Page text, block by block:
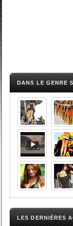
DANS LE GENRE
LES DERNIÈRES